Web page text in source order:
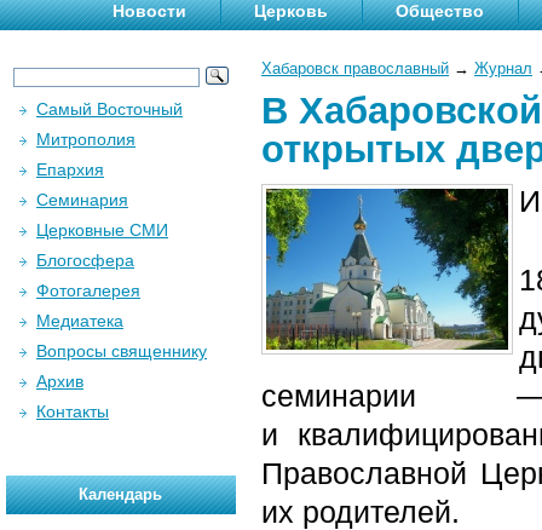
Новости Церковь Общество
Хабаровск православный → Журнал
В
открытых
семинарии —
и
Православной
их родителей.
Самый Восточный
Митрополия
Епархия
Семинария
Церковные СМИ
Блогосфера
Фотогалерея
Медиатека
Вопросы священнику
Архив
Контакты
Календарь